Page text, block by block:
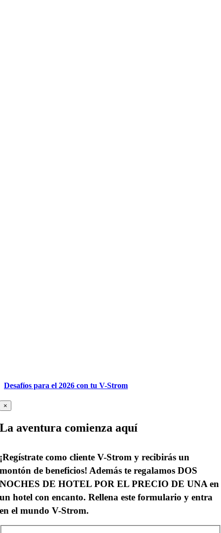
Desafíos para el 2026 con tu V-Strom
×
La aventura comienza aquí
¡Regístrate como cliente V-Strom y recibirás un
montón de beneficios! Además te regalamosDOS
NOCHES DE HOTEL POR EL PRECIO DE UNA en
un hotel con encanto. Rellena este formulario y entra
en el mundo V-Strom.